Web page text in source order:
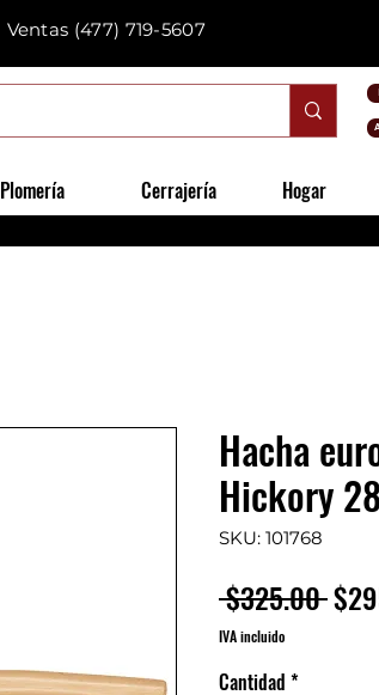
Ventas (477) 719-5607
Plomería Cerrajería Hogar
Hacha
Hickory
SKU: 101768
$325.00
IVA incluido
Cantidad *